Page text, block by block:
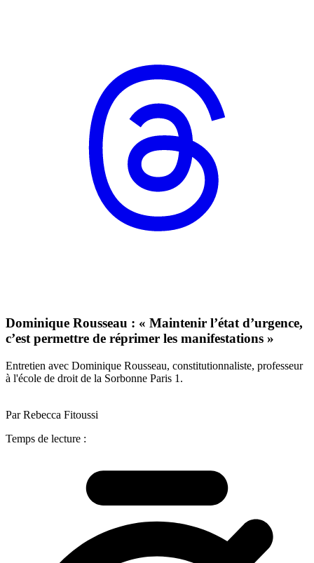
Dominique Rousseau : « Maintenir l’état d’urgence,
c’est permettre de réprimer les manifestations »
Entretien avec Dominique Rousseau, constitutionnaliste, professeur
à l'école de droit de la Sorbonne Paris 1.
Par Rebecca Fitoussi
Temps de lecture :